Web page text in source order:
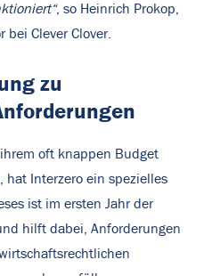
, so Heinrich Prokop,
bei Clever Clover.
zu
oft knappen Budget
hat Interzero ein spezielles
ist im ersten Jahr der
hilft dabei, Anforderungen